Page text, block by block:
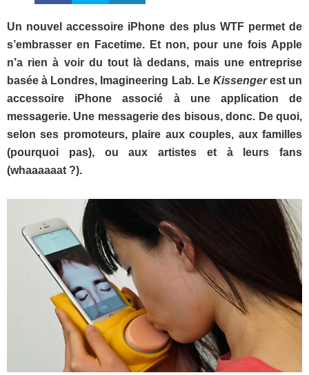
Un nouvel accessoire iPhone des plus WTF permet de
s’embrasser en Facetime. Et non, pour une fois Apple
n’a rien à voir du tout là dedans, mais une entreprise
basée à Londres, Imagineering Lab. Le Kissengerest un
accessoire iPhone associé à une application de
messagerie. Une messagerie des bisous, donc. De quoi,
selon ses promoteurs, plaire aux couples, aux familles
(pourquoi pas), ou aux artistes et à leurs fans
(whaaaaaat ?).